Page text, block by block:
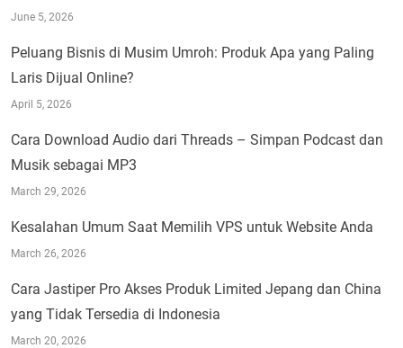
June 5, 2026
Peluang Bisnis di Musim Umroh: Produk Apa yang Paling
Laris Dijual Online?
April 5, 2026
Cara Download Audio dari Threads – Simpan Podcast dan
Musik sebagai MP3
March 29, 2026
Kesalahan Umum Saat Memilih VPS untuk Website Anda
March 26, 2026
Cara Jastiper Pro Akses Produk Limited Jepang dan China
yang Tidak Tersedia di Indonesia
March 20, 2026